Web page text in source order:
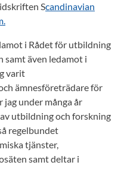
Scandinavian
i Rådet för utbildning
även ledamot i
varit
ämnesföreträdare för
jag under många år
utbildning och forskning
regelbundet
tjänster,
samt deltar i